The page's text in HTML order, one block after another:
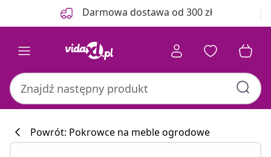
Darmowa dostawa od 300 zł
Powrót: Pokrowce na meble ogrodowe